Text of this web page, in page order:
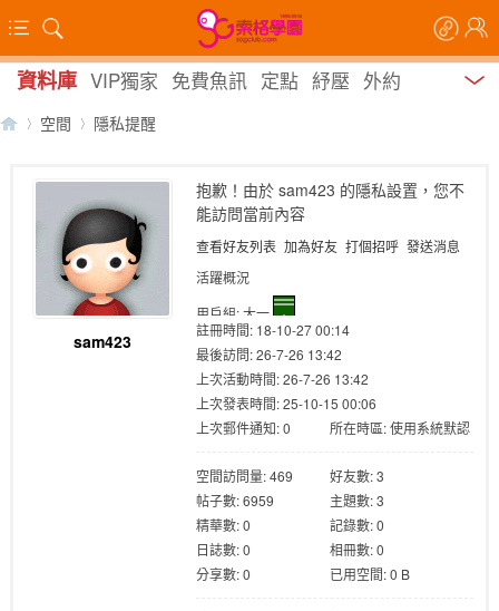
資料庫 VIP獨家 免費魚訊 定點 紓壓 外約
空間
›
隱私提醒
sam423
抱歉！由於 sam423 的隱私設置，您不
能訪問當前內容
查看好友列表 加為好友 打個招呼 發送消息
活躍概況
用戶組:大一
註冊時間: 18-10-27 00:14
最後訪問: 26-7-26 13:42
上次活動時間: 26-7-26 13:42
上次發表時間: 25-10-15 00:06
上次郵件通知: 0
所在時區: 使用系統默認
空間訪問量: 469
好友數: 3
帖子數: 6959
主題數: 3
精華數: 0
記錄數: 0
日誌數: 0
相冊數: 0
分享數: 0
已用空間: 0 B